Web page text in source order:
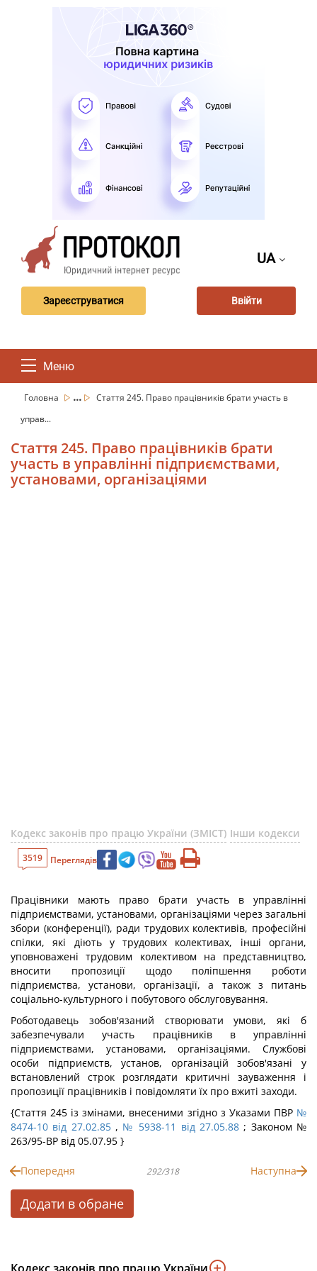
UA
Зареєструватися Ввійти
Меню
Головна ...
Стаття 245. Право працівників брати участь в
управ...
Стаття 245. Право працівників брати
участь в управлінні підприємствами,
установами, організаціями
Кодекс законів про працю України (ЗМІСТ) Інши кодекси
3519 Переглядів
Працівники мають право брати участь в управлінні
підприємствами, установами, організаціями через загальні
збори (конференції), ради трудових колективів, професійні
спілки, які діють у трудових колективах, інші органи,
уповноважені трудовим колективом на представництво,
вносити пропозиції щодо поліпшення роботи
підприємства, установи, організації, а також з питань
соціально-культурного і побутового обслуговування.
Роботодавець зобов'язаний створювати умови, які б
забезпечували участь працівників в управлінні
підприємствами, установами, організаціями. Службові
особи підприємств, установ, організацій зобов'язані у
встановлений строк розглядати критичні зауваження і
пропозиції працівників і повідомляти їх про вжиті заходи.
{Стаття 245 із змінами, внесеними згідно з Указами ПВР №
8474-10 від 27.02.85, № 5938-11 від 27.05.88; Законом №
263/95-ВР від 05.07.95 }
Попередня 292/318 Наступна
Додати в обране